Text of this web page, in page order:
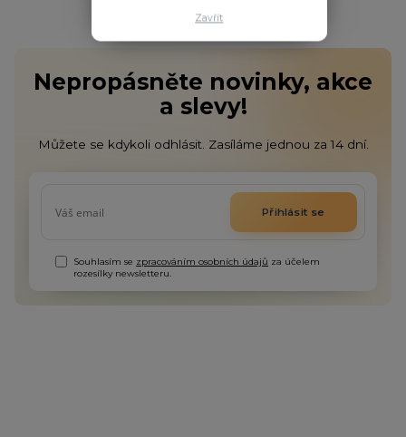
Nepropásněte novinky, akce
a slevy!
Můžete se kdykoli odhlásit. Zasíláme jednou za 14 dní.
Přihlásit se
Souhlasím se zpracováním osobních údajů za účelem
rozesílky newsletteru.
Zavřít